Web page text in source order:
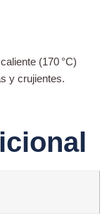
(170 °C)
y crujientes.